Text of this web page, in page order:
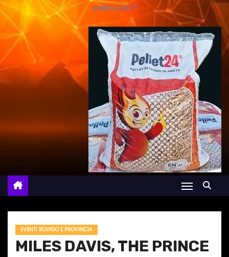
online 24/7
EVENTI ROVIGO E PROVINCIA
MILES DAVIS, THE PRINCE